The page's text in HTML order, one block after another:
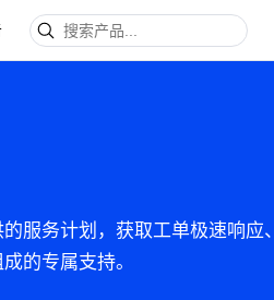
服务计划，获取工单极速响应、
的专属支持。